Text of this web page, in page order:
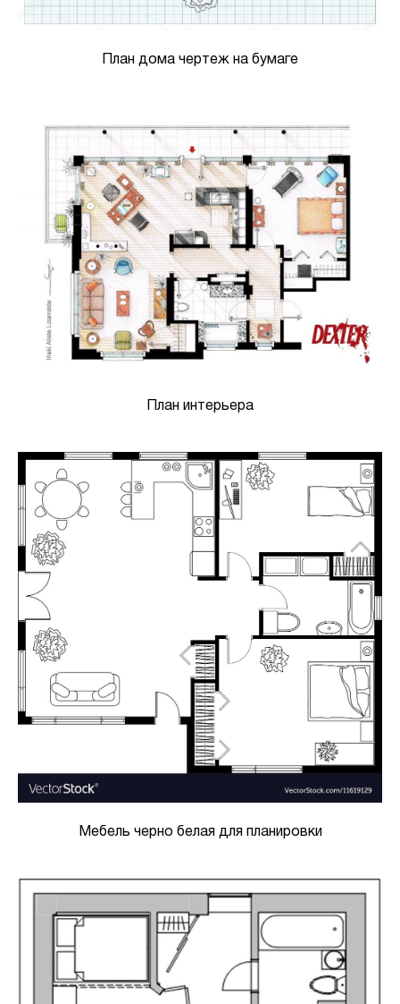
План дома чертеж на бумаге
План интерьера
Мебель черно белая для планировки